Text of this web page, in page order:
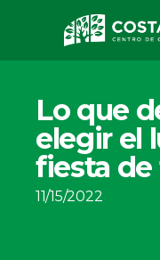
Lo que
elegir el
fiesta
11/15/2022